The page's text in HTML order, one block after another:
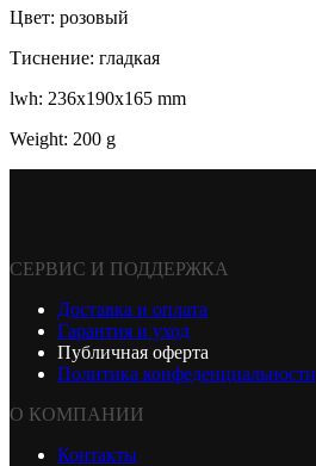
Цвет: розовый
Тиснение: гладкая
lwh: 236x190x165 mm
Weight: 200 g
СЕРВИС И ПОДДЕРЖКА
Доставка и оплата
Гарантия и уход
Публичная оферта
Политика конфеденциальности
О КОМПАНИИ
Контакты